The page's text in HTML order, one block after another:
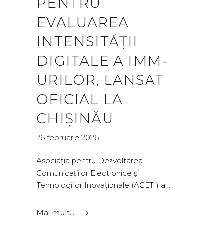
EVALUAREA
INTENSITĂȚII
DIGITALE A IMM-
URILOR, LANSAT
OFICIAL LA
CHIȘINĂU
26 februarie 2026
Asociația pentru Dezvoltarea
Comunicațiilor Electronice și
Tehnologiilor Inovaționale (ACETI) a
Mai mult...